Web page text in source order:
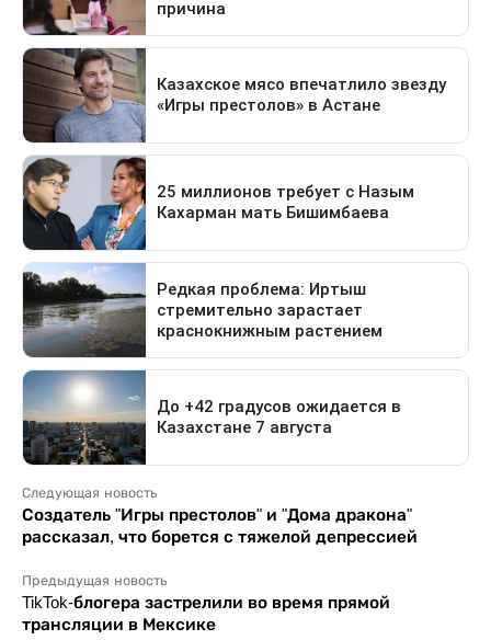
Следующая новость
Создатель "Игры престолов" и "Дома дракона"
рассказал, что борется с тяжелой депрессией
Предыдущая новость
TikTok-блогера застрелили во время прямой
трансляции в Мексике